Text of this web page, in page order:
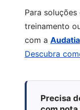
Para
treinamento
com a Audatia
Descubra
Precisa